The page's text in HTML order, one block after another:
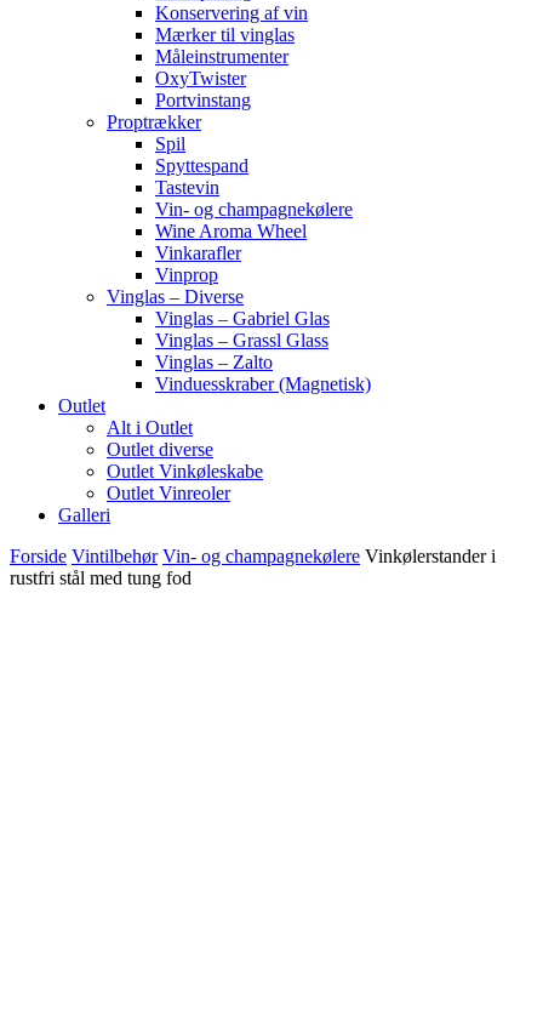
Konservering af vin
Mærker til vinglas
Måleinstrumenter
OxyTwister
Portvinstang
Proptrækker
Spil
Spyttespand
Tastevin
Vin- og champagnekølere
Wine Aroma Wheel
Vinkarafler
Vinprop
Vinglas – Diverse
Vinglas – Gabriel Glas
Vinglas – Grassl Glass
Vinglas – Zalto
Vinduesskraber (Magnetisk)
Outlet
Alt i Outlet
Outlet diverse
Outlet Vinkøleskabe
Outlet Vinreoler
Galleri
Forside Vintilbehør Vin- og champagnekølere Vinkølerstander i
rustfri stål med tung fod